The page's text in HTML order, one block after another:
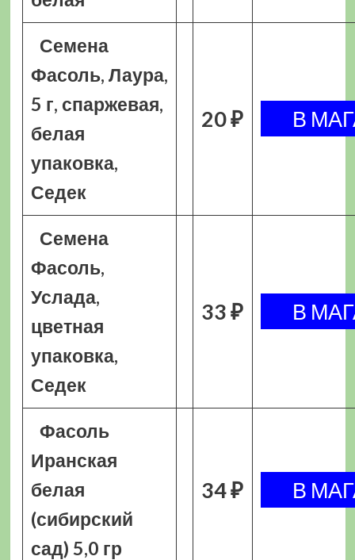
Семена
Фасоль, Лаура,
5 г, спаржевая,
белая
упаковка,
Седек
20 ₽
Семена
Фасоль,
Услада,
цветная
упаковка,
Седек
33 ₽
Фасоль
Иранская
белая
(сибирский
сад) 5,0 гр
34 ₽